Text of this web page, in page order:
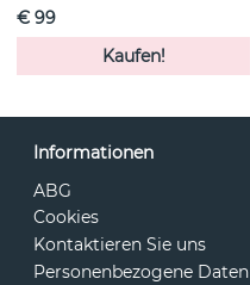
€ 99
Kaufen!
Informationen
ABG
Cookies
Kontaktieren Sie uns
Personenbezogene Daten